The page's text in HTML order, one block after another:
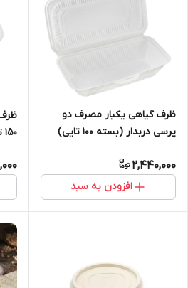
ظرف گیاهی یکبار مصرف دو
پرسی دربدار (بسته ۱۰۰ تایی)
2,440,000
افزودن به سبد
۱۵۰ تایی)